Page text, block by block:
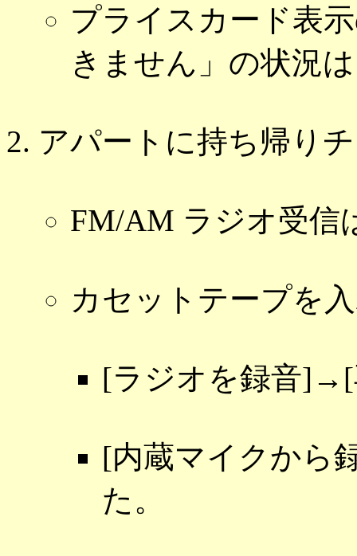
プライスカード表
きません」の状況
アパートに持ち帰り
FM/AM ラジオ受信
カセットテープを
[ラジオを録音]→[
[内蔵マイクから
た。